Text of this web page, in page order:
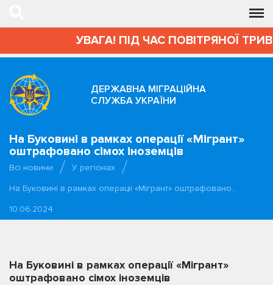
УВАГА! ПІД ЧАС ПОВІТРЯНОЇ
ДЕРЖАВНА МІГРАЦІЙНА
СЛУЖБА УКРАЇНИ
На Буковині в рамках операції «Мігрант»
оштрафовано сімох іноземців
Всі новини
У регіонах
На Буковині в рамках операції «Мігрант» оштрафовано…
10.06.2024
На Буковині в рамках операції «Мігрант»
оштрафовано сімох іноземців